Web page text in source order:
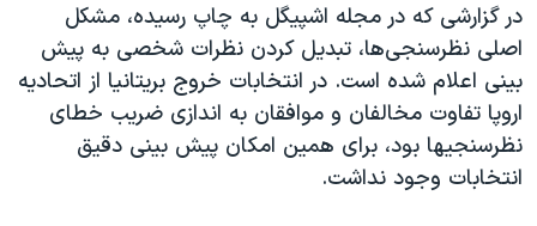
در گزارشی که در مجله اشپیگل به چاپ رسیده، مشکل
اصلی نظرسنجی‌ها، تبدیل کردن نظرات شخصی به پیش
بینی اعلام شده است. در انتخابات خروج بریتانیا از اتحادیه
اروپا تفاوت مخالفان و موافقان به اندازی ضریب خطای
نظرسنجیها بود، برای همین امکان پیش بینی دقیق
انتخابات وجود نداشت.